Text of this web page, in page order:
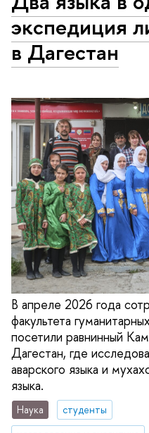
экспедиция
в Дагестан
В апреле 2026 года
факультета
посетили равнинный
Дагестан, где
аварского языка и
языка.
Наука
студенты